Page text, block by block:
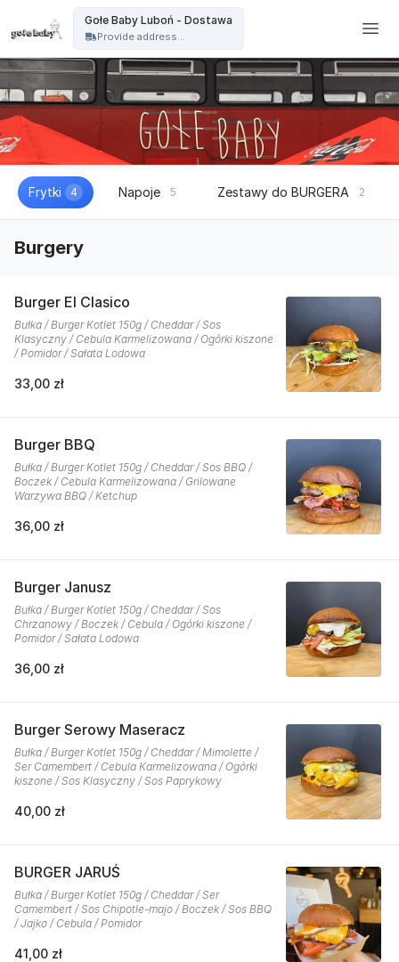
Gołe Baby Luboń - Dostawa
Provide address...
Frytki 4 Napoje 5 Zestawy do BURGERA 2
Burgery
Burger El Clasico
Bułka / Burger Kotlet 150g / Cheddar / Sos
Klasyczny / Cebula Karmelizowana / Ogórki kiszone
/ Pomidor / Sałata Lodowa
33,00 zł
Burger BBQ
Bułka / Burger Kotlet 150g / Cheddar / Sos BBQ /
Boczek / Cebula Karmelizowana / Grilowane
Warzywa BBQ / Ketchup
36,00 zł
Burger Janusz
Bułka / Burger Kotlet 150g / Cheddar / Sos
Chrzanowy / Boczek / Cebula / Ogórki kiszone /
Pomidor / Sałata Lodowa
36,00 zł
Burger Serowy Maseracz
Bułka / Burger Kotlet 150g / Cheddar / Mimolette /
Ser Camembert / Cebula Karmelizowana / Ogórki
kiszone / Sos Klasyczny / Sos Paprykowy
40,00 zł
BURGER JARUŚ
Bułka / Burger Kotlet 150g / Cheddar / Ser
Camembert / Sos Chipotle-majo / Boczek / Sos BBQ
/ Jajko / Cebula / Pomidor
41,00 zł